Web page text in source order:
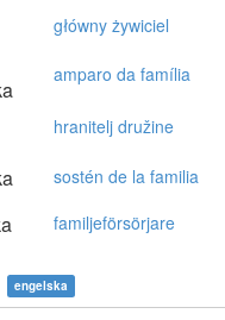
główny żywiciel
amparo da família
hranitelj družine
sostén de la familia
familjeförsörjare
engelska